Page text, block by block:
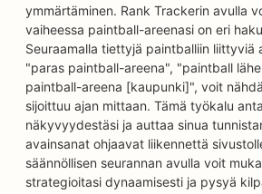
ymmärtäminen. Rank Trackerin avulla
vaiheessa paintball-areenasi on eri
Seuraamalla tiettyjä paintballiin liittyviä
"paras paintball-areena", "paintball
paintball-areena [kaupunki]", voit
sijoittuu ajan mittaan. Tämä työkalu
näkyvyydestäsi ja auttaa sinua
avainsanat ohjaavat liikennettä
säännöllisen seurannan avulla voit
strategioitasi dynaamisesti ja pysyä